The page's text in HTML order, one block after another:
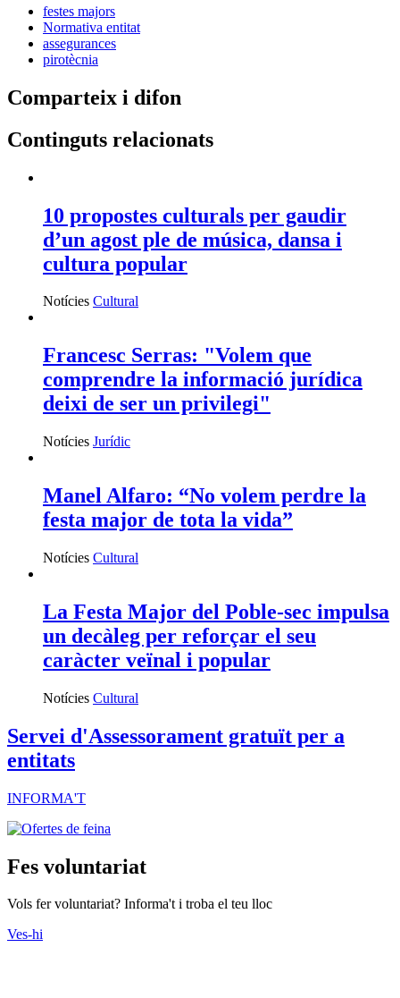
festes majors
Normativa entitat
assegurances
pirotècnia
Comparteix i difon
Continguts relacionats
10 propostes culturals per gaudir
d’un agost ple de música, dansa i
cultura popular
Notícies Cultural
Francesc Serras: "Volem que
comprendre la informació jurídica
deixi de ser un privilegi"
Manel Alfaro: “No volem perdre la
festa major de tota la vida”
La Festa Major del Poble-sec impulsa
un decàleg per reforçar el seu
caràcter veïnal i popular
Servei d'Assessorament gratuït per a
entitats